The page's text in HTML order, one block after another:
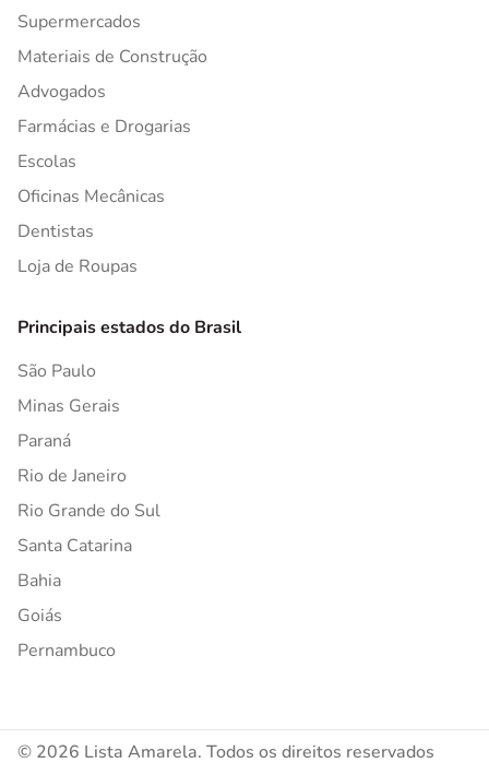
Supermercados
Materiais de Construção
Advogados
Farmácias e Drogarias
Escolas
Oficinas Mecânicas
Dentistas
Loja de Roupas
Principais estados do Brasil
São Paulo
Minas Gerais
Paraná
Rio de Janeiro
Rio Grande do Sul
Santa Catarina
Bahia
Goiás
Pernambuco
© 2026 Lista Amarela. Todos os direitos reservados